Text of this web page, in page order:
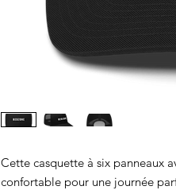
Cette casquette à six panneaux
confortable pour une journée